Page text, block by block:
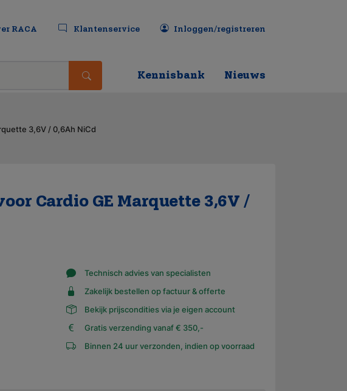
RACA Klantenservice Inloggen/registreren
Kennisbank Nieuws
3,6V / 0,6Ah NiCd
Cardio GE Marquette 3,6V /
Technisch advies van specialisten
Zakelijk bestellen op factuur & offerte
Bekijk prijscondities via je eigen account
Gratis verzending vanaf € 350,-
Binnen 24 uur verzonden, indien op voorraad